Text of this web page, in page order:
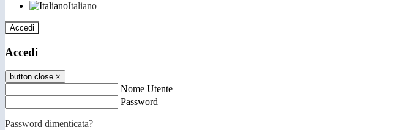
Italiano
Accedi
Accedi
button close ×
Nome Utente
Password
Password dimenticata?